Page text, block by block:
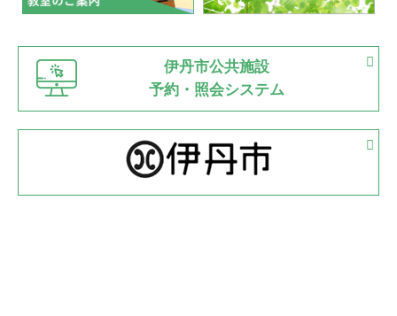
緑ケ丘体育館 猪名川運動広場
古池運動広場
2022.06.12
県知事杯争奪バレーボール大会が開催
2022.05.05
体育協会長杯 バドミントン競技の部
2022.05.22
伊丹市公共施設
予約・照会システム